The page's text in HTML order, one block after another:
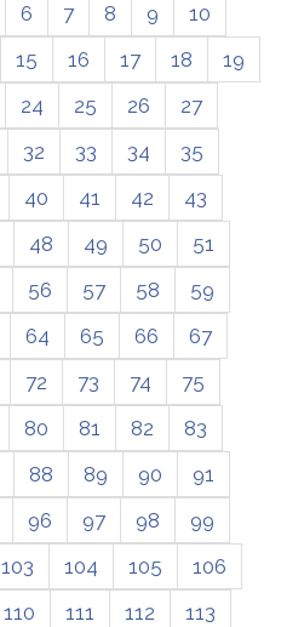
6 7 8 9
10
15 16 17 18
19
24 25 26
27
32 33 34
35
40 41 42
43
48 49 50
51
56 57 58
59
64 65 66
67
72 73 74
75
80 81 82
83
88 89 90
91
96 97 98
99
103 104 105
106
110 111 112
113